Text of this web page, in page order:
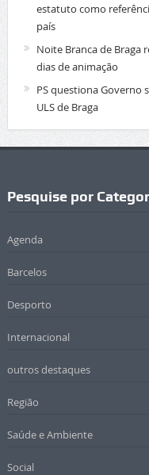
estatuto como
país
Noite Branca de Braga
dias de animação
PS questiona Governo
ULS de Braga
Pesquise por
Agenda
Barcelos
Desporto
Internacional
outros destaques
Região
Saúde e Ambiente
Social